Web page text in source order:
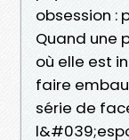
obsession :
Quand une
où elle est
faire
série de